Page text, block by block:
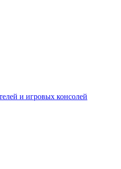
и игровых консолей